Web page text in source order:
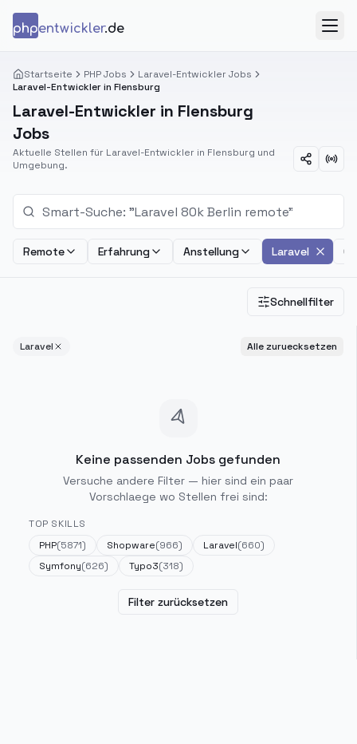
phpentwickler.de
Startseite PHP Jobs
Laravel-Entwickler Jobs
Laravel-Entwickler in Flensburg
Laravel-Entwickler in Flensburg
Jobs
Aktuelle Stellen für Laravel-Entwickler in Flensburg und
Umgebung.
Remote Erfahrung Anstellung Laravel
Schnellfilter
Laravel Alle zuruecksetzen
Keine passenden Jobs gefunden
Versuche andere Filter — hier sind ein paar
Vorschlaege wo Stellen frei sind:
TOP SKILLS
PHP(5871) Shopware(966) Laravel(660)
Symfony(626) Typo3(318)
Filter zurücksetzen